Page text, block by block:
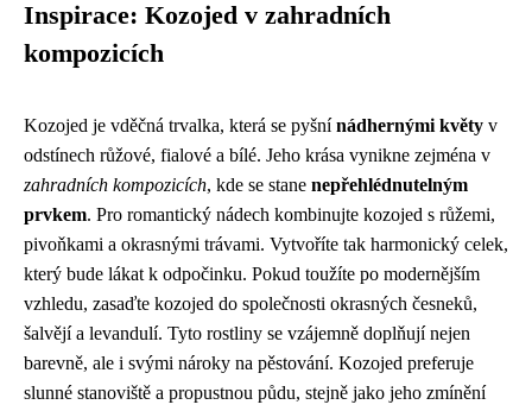
Inspirace: Kozojed v zahradních
kompozicích
Kozojed je vděčná trvalka, která se pyšnínádhernými květy v
odstínech růžové, fialové a bílé. Jeho krása vynikne zejména v
zahradních kompozicích, kde se stane nepřehlédnutelným
prvkem. Pro romantický nádech kombinujte kozojed s růžemi,
pivoňkami a okrasnými trávami. Vytvoříte tak harmonický celek,
který bude lákat k odpočinku. Pokud toužíte po modernějším
vzhledu, zasaďte kozojed do společnosti okrasných česneků,
šalvějí a levandulí. Tyto rostliny se vzájemně doplňují nejen
barevně, ale i svými nároky na pěstování. Kozojed preferuje
slunné stanoviště a propustnou půdu, stejně jako jeho zmínění